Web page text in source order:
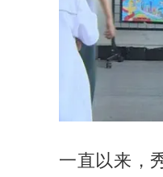
一直以来，